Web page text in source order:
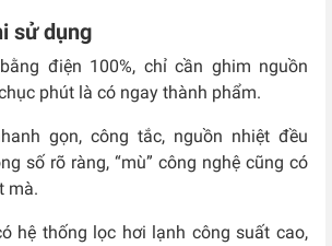
sử dụng
điện 100%, chỉ cần ghim nguồn
phút là có ngay thành phẩm.
gọn, công tắc, nguồn nhiệt đều
số rõ ràng, “mù” công nghệ cũng có
mà.
hệ thống lọc hơi lạnh công suất cao,